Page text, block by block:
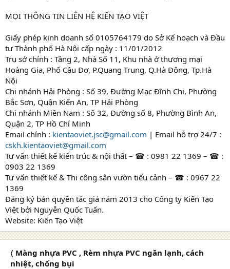
MỌI THÔNG TIN LIÊN HỆ KIẾN TẠO VIỆT
Giấy phép kinh doanh số 0105764179 do Sở Kế hoạch và Đầu
tư Thành phố Hà Nội cấp ngày : 11/01/2012
Trụ sở chính : Tầng 2, Nhà Số 11, Khu nhà ở thương mại
Hoàng Gia, Phố Cầu Đơ, P.Quang Trung, Q.Hà Đông, Tp.Hà
Nội
Chi nhánh Hải Phòng : Số 39, Đường Mạc Đĩnh Chi, Phường
Bắc Sơn, Quận Kiến An, TP Hải Phòng
Chi nhánh Miền Nam : Số 32, Đường số 8, Phường Bình An,
Quận 2, TP Hồ Chí Minh
Email chính : kientaoviet.jsc@gmail.com | Email hỗ trợ 24/7 :
cskh.kientaoviet@gmail.com
Tư vấn thiết kế kiến trúc & nội thất – ☎ : 0981 22 1369 – ☎ :
0903 22 1369
Tư vấn thiết kế & Thi công sân vườn tiểu cảnh – ☎ : 0967 22
1369
Đăng ký bản quyền tác giả năm 2013 cho Công ty Kiến Tạo
Việt bởi Nguyễn Quốc Tuấn.
Website: Kiến Tạo Việt
〈 Màng nhựa PVC , Rèm nhựa PVC ngăn lạnh, cách
nhiệt, chống bụi